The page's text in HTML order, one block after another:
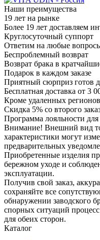
Наши преимущества
19 лет на рынке
Более 19 лет доставляем
Круглосуточный суппорт
Ответим на любые
Беспроблемный возврат
Возврат брака в
Подарок в каждом заказе
Приятный сюрприз готов
Бесплатная доставка от 3
Кроме удаленных
Скидка 5% со второго
Программа лояльности
Внимание! Внешний вид
характеристики могут
предварительных
Приобретенные изделия
бережном уходе и
эксплуатации.
Получив свой заказ,
сохраняйте все
обнаружении заводского
спорных ситуаций
для обеих сторон.
Каталог